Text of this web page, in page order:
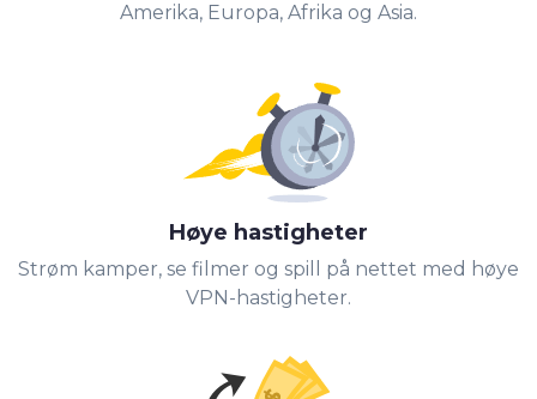
Amerika, Europa, Afrika og Asia.
Høye hastigheter
Strøm kamper, se filmer og spill på nettet med høye
VPN-hastigheter.